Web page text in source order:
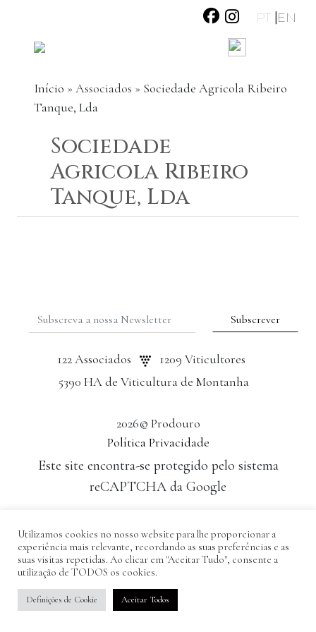
PT EN
Início » Associados » Sociedade Agricola Ribeiro
Tanque, Lda
Sociedade
Agricola Ribeiro
Tanque, Lda
2026© Prodouro
Política Privacidade
Este site encontra-se protegido pelo sistema
reCAPTCHA da Google
122 Associados
1209 Viticultores
5390 HA de Viticultura de Montanha
Utilizamos cookies no nosso website para lhe proporcionar a
experiência mais relevante, recordando as suas preferências e as
suas visitas repetidas. Ao clicar em "Aceitar Tudo", consente a
utilização de TODOS os cookies.
Definições de Cookie Aceitar Todos